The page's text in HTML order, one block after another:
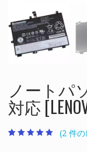
ノートパ
対応
(2 件